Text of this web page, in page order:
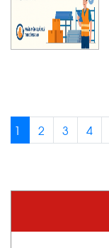
1 2 3 4